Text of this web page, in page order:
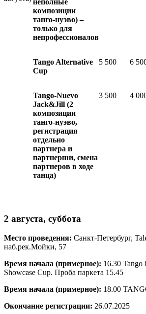
композиции
танго-нуэво) –
только для
непрофессионалов
Tango Alternative
Cup
5 500 6
Tango-Nuevo
Jack&Jill (2
композиции
танго-нуэво,
регистрация
отдельно
партнера и
партнерши, смена
партнеров в ходе
танца)
3 500 4
2 августа, суббота
Место проведения: Санкт-Петербург,
наб.рек.Мойки, 57
Время начала (примерное): 16.30 Tango
Showcase Cup. Проба паркета 15.45
Время начала (примерное): 18.00
Окончание регистрации: 26.07.2025